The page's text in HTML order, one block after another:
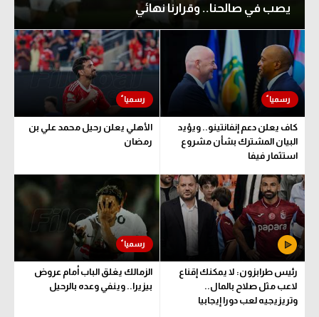
الوطن العربي
في المونديال
رياضة نسائية
آسيا
أمريكا
ركن الألعاب
أقسام خاصة
Gamers
ميركاتو
تحقيق في الجول
تقرير في الجول
يصب في صالحنا.. وقرارنا نهائي
كاف يعلن دعم إنفانتينو.. ويؤيد
البيان المشترك بشأن مشروع
استثمار فيفا
الأهلي يعلن رحيل محمد علي بن
رمضان
رئيس طرابزون: لا يمكنك إقناع
لاعب مثل صلاح بالمال..
وتريزيجيه لعب دورا إيجابيا
الزمالك يغلق الباب أمام عروض
بيزيرا.. وينفي وعده بالرحيل